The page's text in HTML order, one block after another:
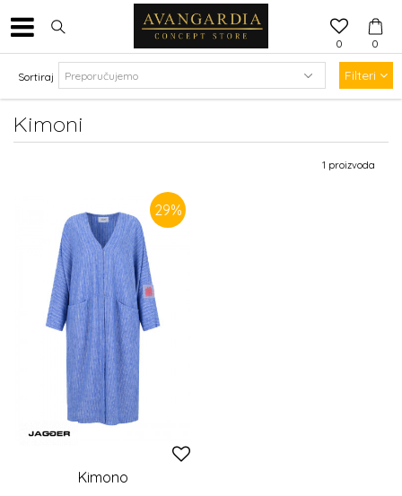
0
0
Kimoni
Sortiraj Filteri
1 proizvoda
29%
Kimono